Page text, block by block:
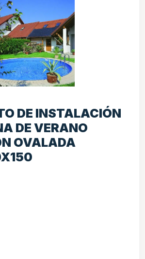
DE INSTALACIÓN
DE VERANO
OVALADA